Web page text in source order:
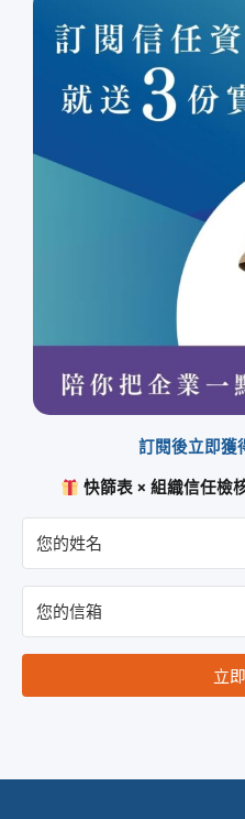
訂閱後立即獲
快篩表 × 組織信任檢
立